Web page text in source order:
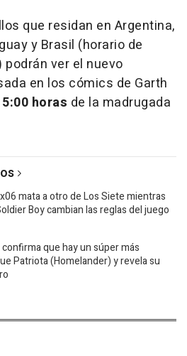
que residan en Argentina,
y Brasil (horario de
podrán ver el nuevo
en los cómics de Garth
horas de la madrugada
mata a otro de Los Siete mientras
Boy cambian las reglas del juego
que hay un súper más
Patriota (Homelander) y revela su